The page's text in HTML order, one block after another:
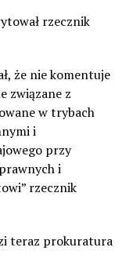
rzecznik
że nie komentuje
związane z
w trybach
i
przy
i
rzecznik
teraz prokuratura